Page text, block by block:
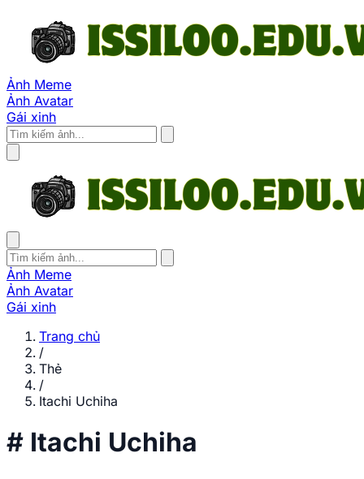
Ảnh Meme
Ảnh Avatar
Gái xinh
Ảnh Meme
Ảnh Avatar
Gái xinh
Trang chủ
/
Thẻ
/
Itachi Uchiha
# Itachi Uchiha